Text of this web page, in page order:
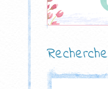
Recherche